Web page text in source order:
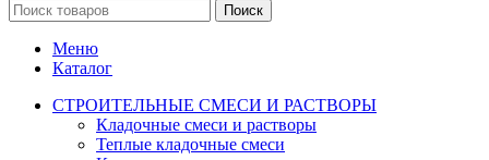
Поиск
Меню
Каталог
СТРОИТЕЛЬНЫЕ СМЕСИ И РАСТВОРЫ
Кладочные смеси и растворы
Теплые кладочные смеси